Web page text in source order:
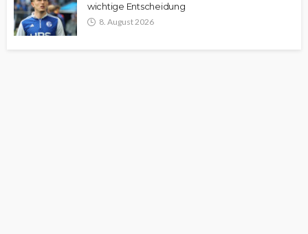
wichtige Entscheidung
8. August 2026